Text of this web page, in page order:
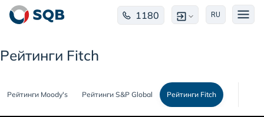
1180 RU
Рейтинги Fitch
Рейтинги Moody's Рейтинги S&P Global Рейтинги Fitch